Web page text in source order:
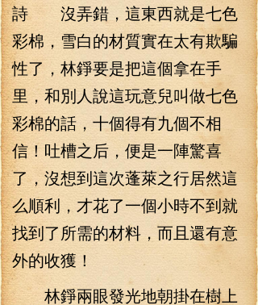
詩 沒弄錯，這東西就是七色
彩棉，雪白的材質實在太有欺騙
性了，林錚要是把這個拿在手
里，和別人說這玩意兒叫做七色
彩棉的話，十個得有九個不相
信！吐槽之后，便是一陣驚喜
了，沒想到這次蓬萊之行居然這
么順利，才花了一個小時不到就
找到了所需的材料，而且還有意
外的收獲！
林錚兩眼發光地朝掛在樹上